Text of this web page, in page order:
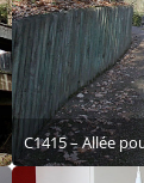
C1415 – Allée